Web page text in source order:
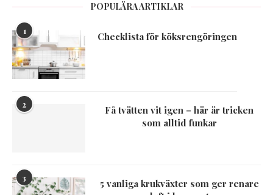
POPULÄRA ARTIKLAR
1 Checklista för köksrengöringen
2
Få tvätten vit igen – här är tricken
som alltid funkar
3
5 vanliga krukväxter som ger renare